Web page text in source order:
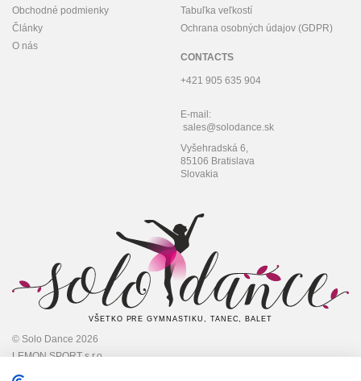
Obchodné podmienky
Články
O nás
Tabuľka veľkostí
Ochrana osobných údajov (GDPR)
CONTACTS
+421 905 635 904
E-mail:
sales@solodance.sk
Vyšehradská 6,
85106 Bratislava
Slovakia
VŠETKO PRE GYMNASTIKU, TANEC, BALET
© Solo Dance 2026
LEMON SPORT s.r.o
IČO: 45 348 545,